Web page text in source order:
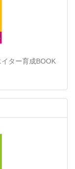
ター育成BOOK